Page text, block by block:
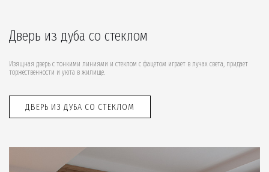
Дверь из дуба со стеклом
Изящная дверь с тонкими линиями и стеклом с фацетом играет в лучах света, придает
торжественности и уюта в жилище.
ДВЕРЬ ИЗ ДУБА СО СТЕКЛОМ